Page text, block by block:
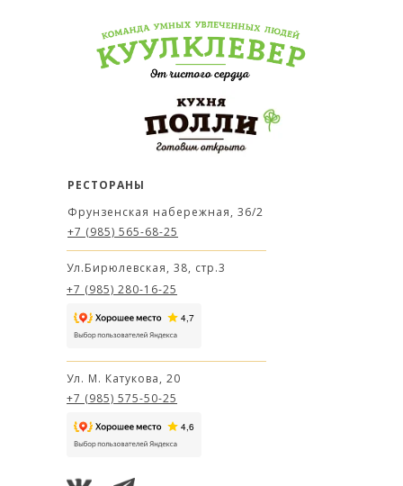
Ул.Бирюлевская, 38, стр.3
Фрунзенская набережная, 36/2
+7 (985) 565-68-25
+7 (985) 280-16-25
Ул. М. Катукова, 20
+7 (985) 575-50-25
РЕСТОРАНЫ